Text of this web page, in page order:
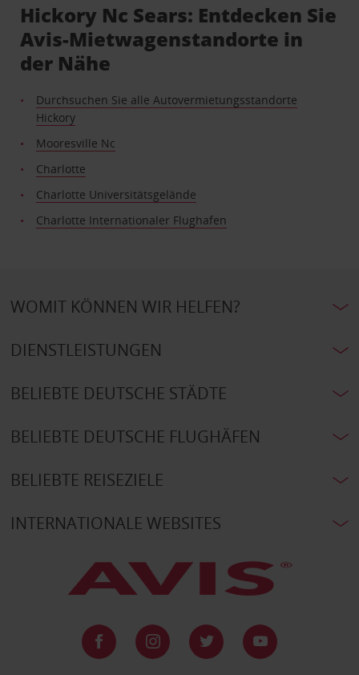
Hickory Nc Sears: Entdecken Sie
Avis-Mietwagenstandorte in
der Nähe
Durchsuchen Sie alle Autovermietungsstandorte
Hickory
Mooresville Nc
Charlotte
Charlotte Universitätsgelände
Charlotte Internationaler Flughafen
WOMIT KÖNNEN WIR HELFEN?
DIENSTLEISTUNGEN
BELIEBTE DEUTSCHE STÄDTE
BELIEBTE DEUTSCHE FLUGHÄFEN
BELIEBTE REISEZIELE
INTERNATIONALE WEBSITES